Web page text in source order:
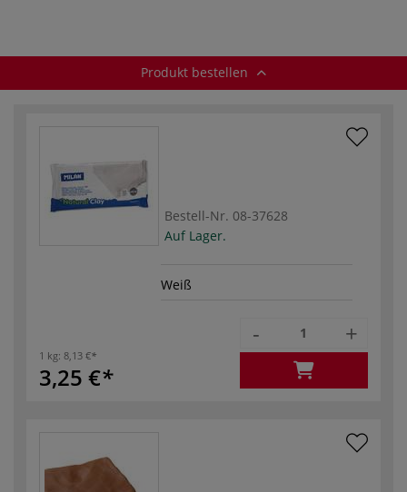
Produkt bestellen
Bestell-Nr. 08-37628
Auf Lager.
Weiß
1 kg: 8,13 €
3,25 €
- +